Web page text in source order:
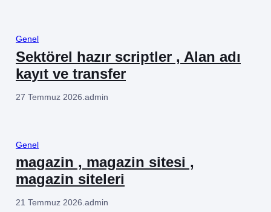
Genel
Sektörel hazır scriptler , Alan adı
kayıt ve transfer
27 Temmuz 2026 admin
Genel
magazin , magazin sitesi ,
magazin siteleri
21 Temmuz 2026 admin